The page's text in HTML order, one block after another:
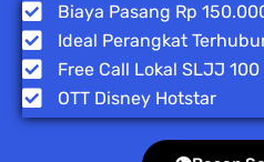
Biaya Pasang Rp
Ideal Perangkat
Free Call Lokal SLJJ
OTT Disney Hotstar